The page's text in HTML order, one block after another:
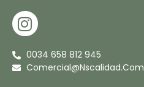
I
N
S
T
0034 658 812 945
Comercial@nscalidad.com